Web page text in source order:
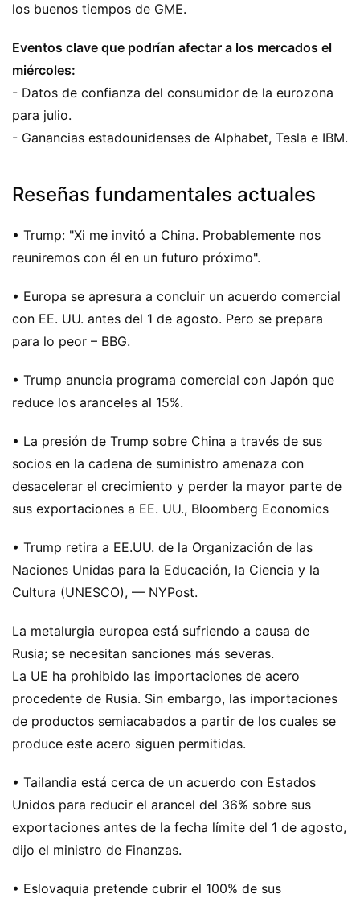
los buenos tiempos de GME.
Eventos clave que podrían afectar a los mercados el
miércoles:
- Datos de confianza del consumidor de la eurozona
para julio.
- Ganancias estadounidenses de Alphabet, Tesla e IBM.
Reseñas fundamentales actuales
• Trump: "Xi me invitó a China. Probablemente nos
reuniremos con él en un futuro próximo".
• Europa se apresura a concluir un acuerdo comercial
con EE. UU. antes del 1 de agosto. Pero se prepara
para lo peor – BBG.
• Trump anuncia programa comercial con Japón que
reduce los aranceles al 15%.
• La presión de Trump sobre China a través de sus
socios en la cadena de suministro amenaza con
desacelerar el crecimiento y perder la mayor parte de
sus exportaciones a EE. UU., Bloomberg Economics
• Trump retira a EE.UU. de la Organización de las
Naciones Unidas para la Educación, la Ciencia y la
Cultura (UNESCO), — NYPost.
La metalurgia europea está sufriendo a causa de
Rusia; se necesitan sanciones más severas.
La UE ha prohibido las importaciones de acero
procedente de Rusia. Sin embargo, las importaciones
de productos semiacabados a partir de los cuales se
produce este acero siguen permitidas.
• Tailandia está cerca de un acuerdo con Estados
Unidos para reducir el arancel del 36% sobre sus
exportaciones antes de la fecha límite del 1 de agosto,
dijo el ministro de Finanzas.
• Eslovaquia pretende cubrir el 100% de sus